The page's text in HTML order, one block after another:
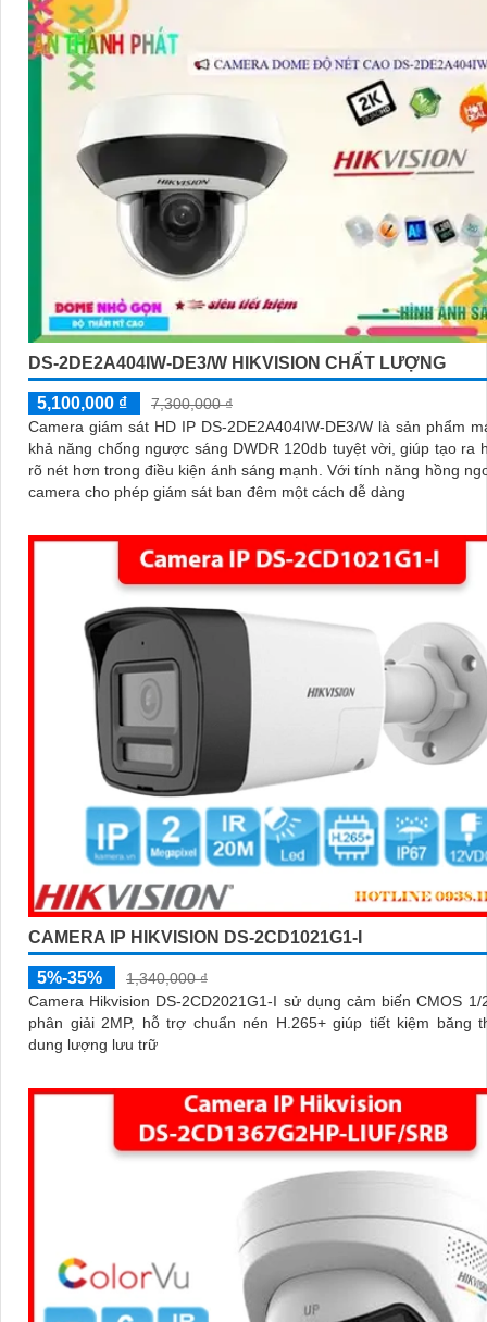
DS-2DE2A404IW-DE3/W HIKVISION CHẤT LƯỢNG
5,100,000 ₫
7,300,000 ₫
Camera giám sát HD IP DS-2DE2A404IW-DE3/W là sản phẩm
khả năng chống ngược sáng DWDR 120db tuyệt vời, giúp tạo ra
rõ nét hơn trong điều kiện ánh sáng mạnh. Với tính năng hồng ngoại 20m,
camera cho phép giám sát ban đêm một cách dễ dàng
CAMERA IP HIKVISION DS-2CD1021G1-I
5%-35%
1,340,000 ₫
Camera Hikvision DS-2CD2021G1-I sử dụng cảm biến CMOS 1/
phân giải 2MP, hỗ trợ chuẩn nén H.265+ giúp tiết kiệm băng
dung lượng lưu trữ